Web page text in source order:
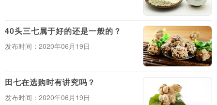
40头三七属于好的还是一般的？
发布时间：2020年06月19日
田七在选购时有讲究吗？
发布时间：2020年06月19日